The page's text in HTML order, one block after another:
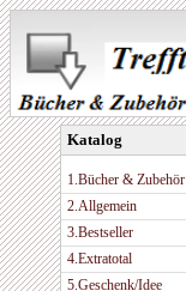
Katalog
1.Bücher & Zubehör
2.Allgemein
3.Bestseller
4.Extratotal
5.Geschenk/Idee